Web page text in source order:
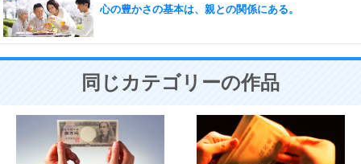
心の豊かさの基本は、親との関係にある。
同じカテゴリーの作品